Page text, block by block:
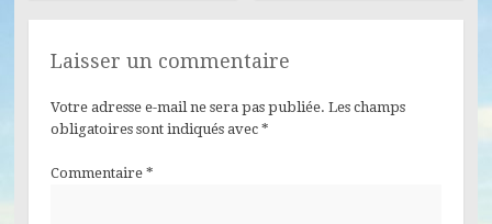
Laisser un commentaire
Votre adresse e-mail ne sera pas publiée. Les champs
obligatoires sont indiqués avec *
Commentaire *